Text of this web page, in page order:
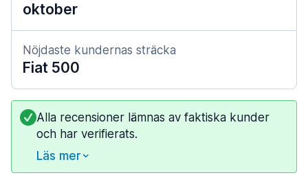
oktober
Nöjdaste kundernas sträcka
Fiat 500
Alla recensioner lämnas av faktiska kunder
och har verifierats.
Läs mer